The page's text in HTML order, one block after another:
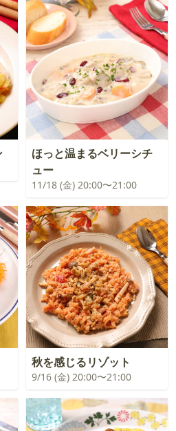
ほっと温まるベリーシチ
ュー
11/18 (金) 20:00〜21:00
秋を感じるリゾット
9/16 (金) 20:00〜21:00